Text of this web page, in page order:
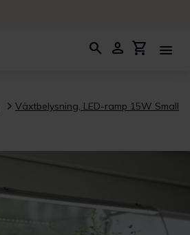
search person shopping_cart menu
Växtbelysning, LED-ramp 15W Small